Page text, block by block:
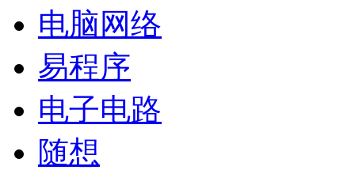
电脑网络
易程序
电子电路
随想